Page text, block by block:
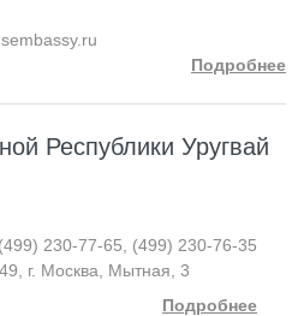
Подробнее
Республики Уругвай
230-77-65, (499) 230-76-35
г. Москва, Мытная, 3
Подробнее